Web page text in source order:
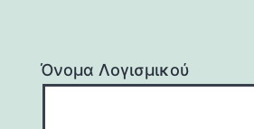
Όνομα Λογισμικού